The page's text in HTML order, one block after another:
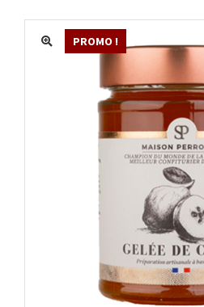
ACTUALITÉS
PROMOTIONS
PROMO !